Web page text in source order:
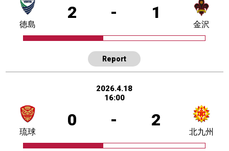
2 - 1
徳島 金沢
Report
2026.4.18
16:00
0 - 2
琉球 北九州